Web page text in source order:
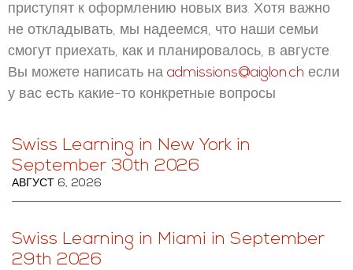
приступят к оформлению новых виз. Хотя важно
не откладывать, мы надеемся, что наши семьи
смогут приехать, как и планировалось, в августе.
Вы можете написать на admissions@aiglon.ch если
у вас есть какие-то конкретные вопросы
Swiss Learning in New York in
September 30th 2026
АВГУСТ 6, 2026
Swiss Learning in Miami in September
29th 2026